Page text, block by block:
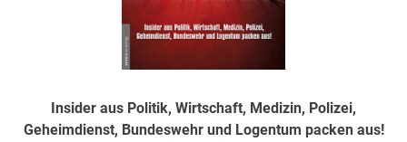
Insider aus Politik, Wirtschaft, Medizin, Polizei,
Geheimdienst, Bundeswehr und Logentum packen aus!